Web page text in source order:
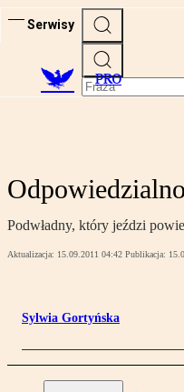
Serwisy
PRO
Podwładny, który jeździ
Aktualizacja: 15.09.2011 04:42 Publikacja:
Sylwia Gortyńska